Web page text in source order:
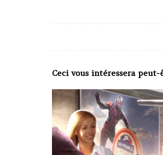
Ceci vous intéressera peut-